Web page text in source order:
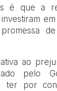
é que a
ao
pelo
ter por